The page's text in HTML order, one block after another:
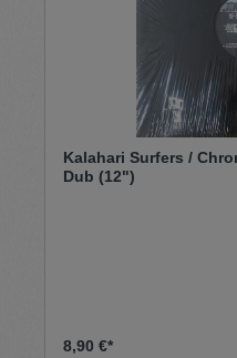
Kalahari Surfers /
Dub (12")
8,90 €*